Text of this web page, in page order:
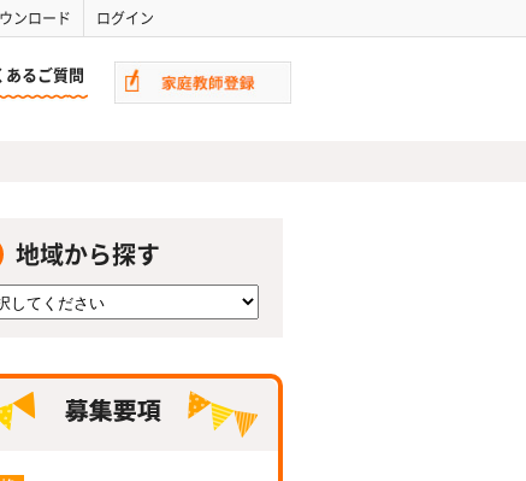
ンロード ログイン
あるご質問
地域から探す